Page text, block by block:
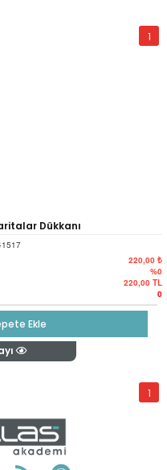
1
Dükkanı
220,00 ₺
%0
220,00 TL
0
Ekle
1